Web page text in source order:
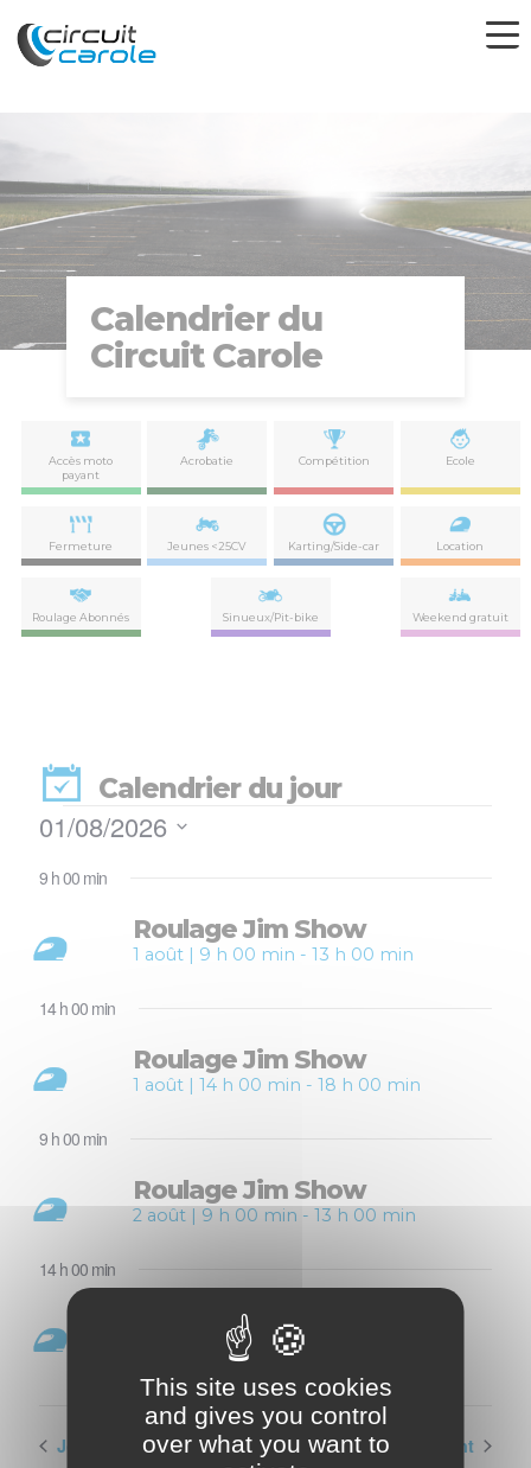
Calendrier du
Circuit Carole
Accès moto
payant
Acrobatie Compétition Ecole
Fermeture Jeunes <25CV Karting/Side-car Location
Roulage Abonnés Sinueux/Pit-bike Weekend gratuit
Calendrier du jour
Évènements
for
1
août
2026
01/08/2026
une
9 h 00 min
Roulage Jim Show
1 août | 9 h 00 min - 13 h 00 min
14 h 00 min
Roulage Jim Show
1 août | 14 h 00 min - 18 h 00 min
9 h 00 min
Roulage Jim Show
2 août | 9 h 00 min - 13 h 00 min
14 h 00 min
Roulage Jim Show
2 août | 14 h 00 min-
Jour précédent Jour suivant
This site uses cookies
and gives you control
over what you want to